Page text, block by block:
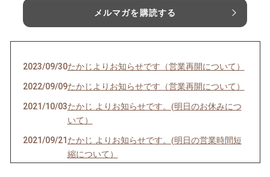
メルマガを購読する
2023/09/30たかじよりお知らせです（営業再開について）
2022/09/09たかじよりお知らせです（営業再開について）
2021/10/03たかじ よりお知らせです。(明日のお休みにつ
いて）
2021/09/21 たかじ よりお知らせです。(明日の営業時間短
縮について）